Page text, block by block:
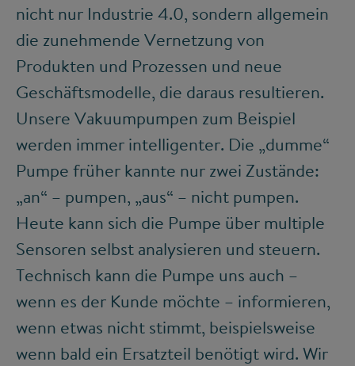
nicht nur Industrie 4.0, sondern allgemein
die zunehmende Vernetzung von
Produkten und Prozessen und neue
Geschäftsmodelle, die daraus resultieren.
Unsere Vakuumpumpen zum Beispiel
werden immer intelligenter. Die „dumme“
Pumpe früher kannte nur zwei Zustände:
„an“ – pumpen, „aus“ – nicht pumpen.
Heute kann sich die Pumpe über multiple
Sensoren selbst analysieren und steuern.
Technisch kann die Pumpe uns auch –
wenn es der Kunde möchte – informieren,
wenn etwas nicht stimmt, beispielsweise
wenn bald ein Ersatzteil benötigt wird. Wir